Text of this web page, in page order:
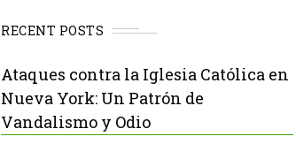
RECENT POSTS
Ataques contra la Iglesia Católica en
Nueva York: Un Patrón de
Vandalismo y Odio